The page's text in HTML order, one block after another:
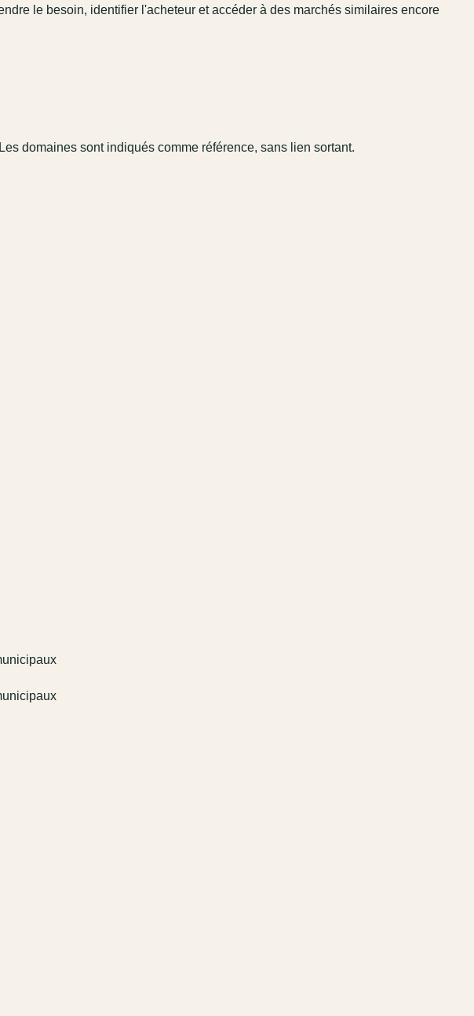
le besoin, identifier l'acheteur et accéder à des marchés similaires encore
domaines sont indiqués comme référence, sans lien sortant.